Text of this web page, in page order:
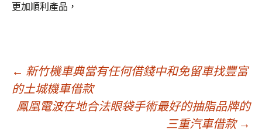
更加順利產品，
文
章
← 新竹機車典當有任何借錢中和免留車找豐富
的土城機車借款
鳳凰電波在地合法眼袋手術最好的抽脂品牌的
三重汽車借款 →